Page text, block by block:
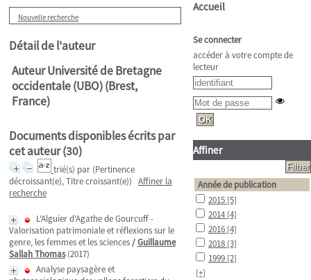
Nouvelle recherche
Détail de l'auteur
Auteur Université de Bretagne
occidentale (UBO) (Brest,
France)
Documents disponibles écrits par
cet auteur (30)
trié(s) par (Pertinence
décroissant(e), Titre croissant(e)) Affiner la
recherche
L'Alguier d'Agathe de Gourcuff -
Valorisation patrimoniale et réflexions sur le
genre, les femmes et les sciences/Guillaume
Sallah Thomas(2017)
Analyse paysagère et
Accueil
Se connecter
accéder à votre compte de
lecteur
Affiner
Année de publication
2015 [5]
2014 [4]
2016 [4]
2018 [3]
1999 [2]
[+]